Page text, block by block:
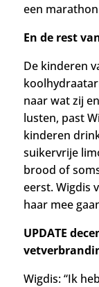
een
En de rest
De kinderen
naar wat zij
lusten, past
kinderen
suikervrije
brood of
eerst. Wigdis
haar mee
UPDATE
Wigdis: “Ik